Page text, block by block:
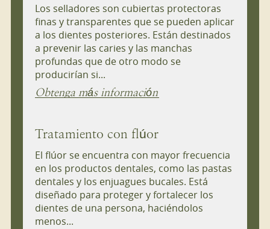
Los selladores son cubiertas protectoras
finas y transparentes que se pueden aplicar
a los dientes posteriores. Están destinados
a prevenir las caries y las manchas
profundas que de otro modo se
producirían si...
Obtenga más información
Tratamiento con flúor
El flúor se encuentra con mayor frecuencia
en los productos dentales, como las pastas
dentales y los enjuagues bucales. Está
diseñado para proteger y fortalecer los
dientes de una persona, haciéndolos
menos...